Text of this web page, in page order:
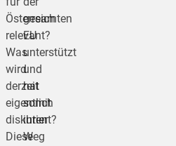
Österreich
relevant?
Was
wird
derzeit
eigentlich
diskutiert?
Diese
gesamten
EU
unterstützt
und
hat
somit
ihren
Weg